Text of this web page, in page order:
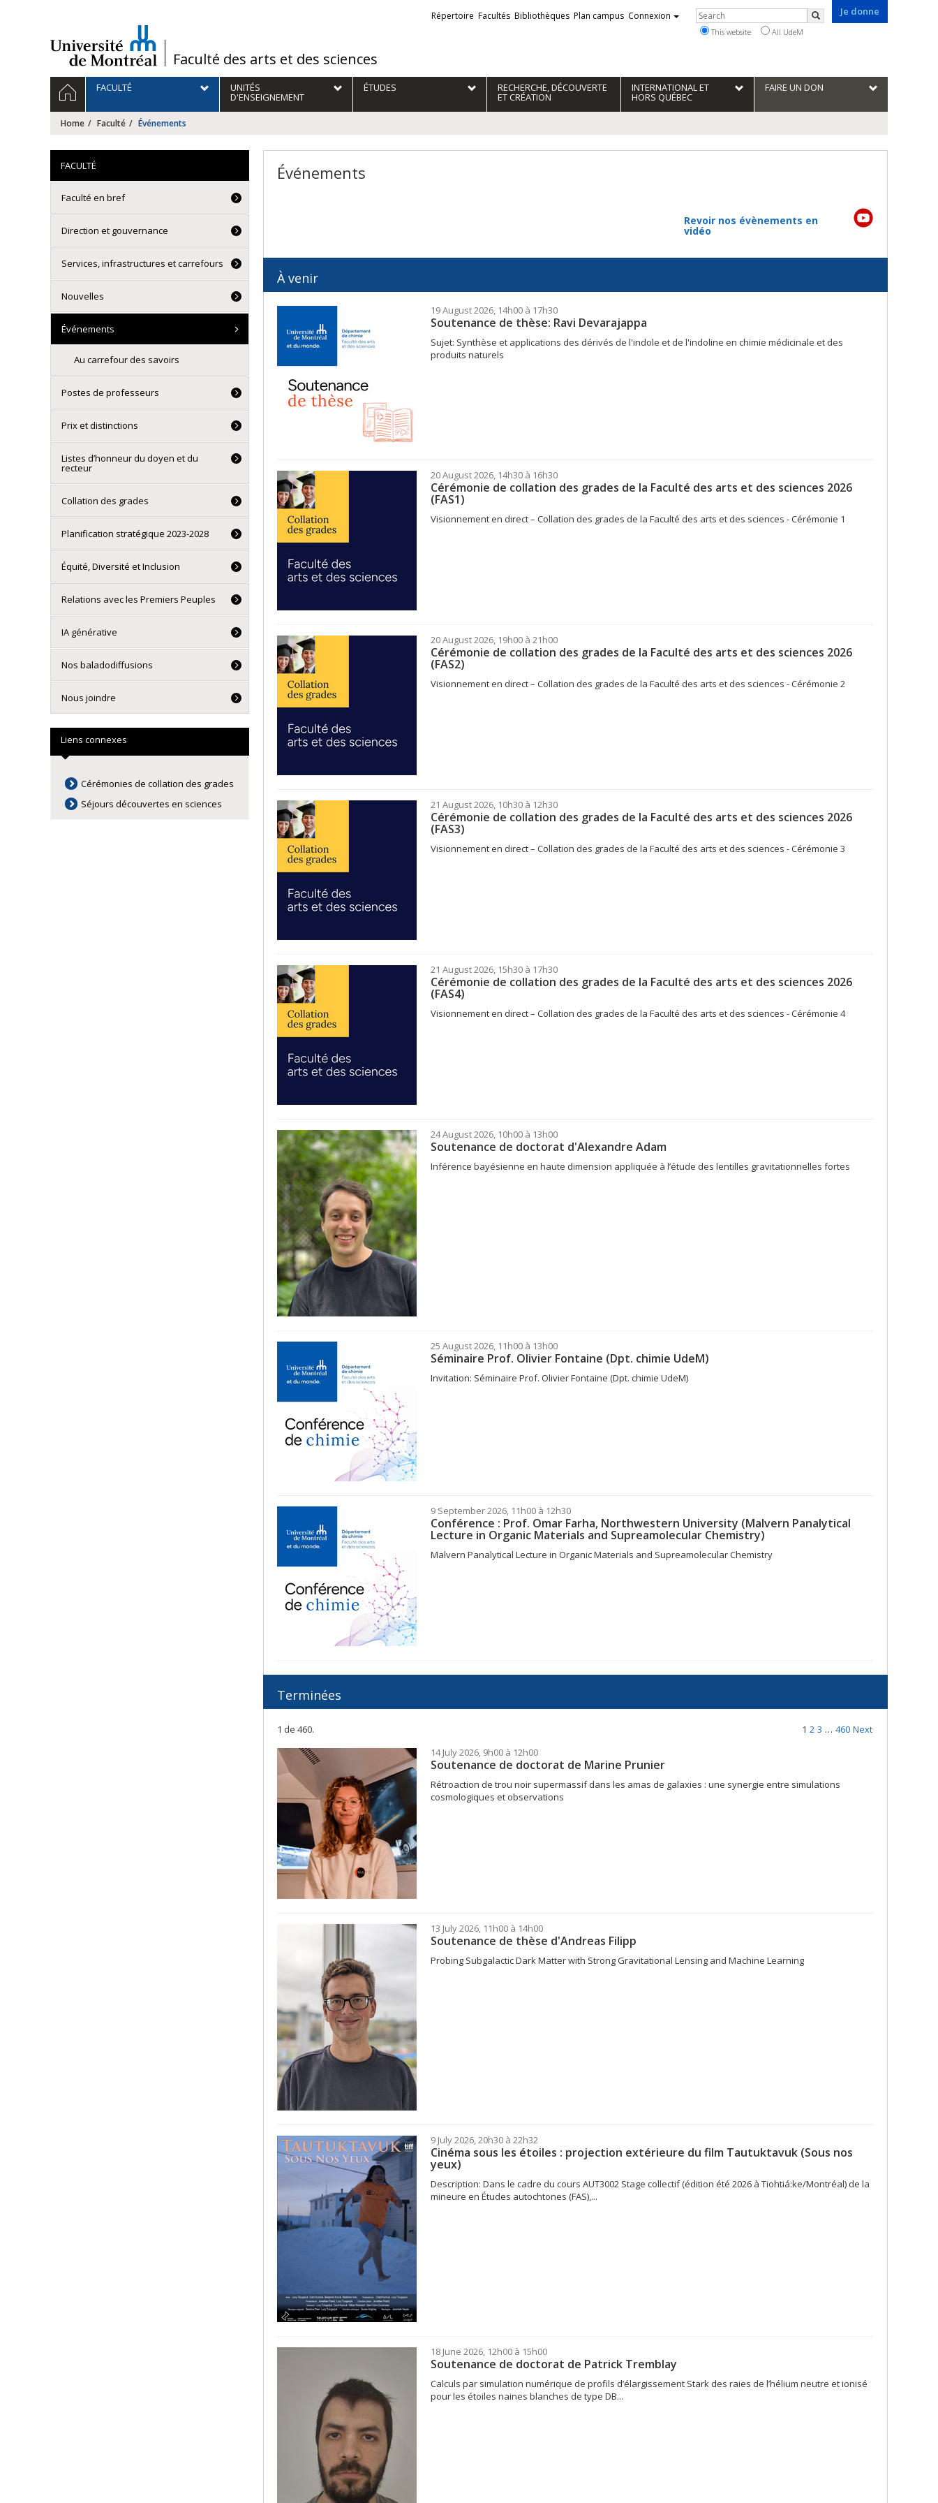
/Faculté des arts et des sciences
Je donne
Liens
externes
Répertoire Facultés Bibliothèques Plan campus Connexion Rechercher
Search
This website All UdeM
Navigation
principale
HOMEFACULTÉ UNITÉS
D'ENSEIGNEMENT
ÉTUDES RECHERCHE, DÉCOUVERTE
ET CRÉATION
INTERNATIONAL ET
HORS QUÉBEC
FAIRE UN DON
Home Faculté Événements
Événements
Revoir nos évènements en
vidéo
À venir
19 August 2026, 14h00 à 17h30
Soutenance de thèse: Ravi Devarajappa
Sujet: Synthèse et applications des dérivés de l'indole et de l'indoline en chimie médicinale et des
produits naturels
20 August 2026, 14h30 à 16h30
Cérémonie de collation des grades de la Faculté des arts et des sciences 2026
(FAS1)
Visionnement en direct – Collation des grades de la Faculté des arts et des sciences - Cérémonie 1
20 August 2026, 19h00 à 21h00
Cérémonie de collation des grades de la Faculté des arts et des sciences 2026
(FAS2)
Visionnement en direct – Collation des grades de la Faculté des arts et des sciences - Cérémonie 2
21 August 2026, 10h30 à 12h30
Cérémonie de collation des grades de la Faculté des arts et des sciences 2026
(FAS3)
Visionnement en direct – Collation des grades de la Faculté des arts et des sciences - Cérémonie 3
21 August 2026, 15h30 à 17h30
Cérémonie de collation des grades de la Faculté des arts et des sciences 2026
(FAS4)
Visionnement en direct – Collation des grades de la Faculté des arts et des sciences - Cérémonie 4
24 August 2026, 10h00 à 13h00
Soutenance de doctorat d'Alexandre Adam
Inférence bayésienne en haute dimension appliquée à l’étude des lentilles gravitationnelles fortes
25 August 2026, 11h00 à 13h00
Séminaire Prof. Olivier Fontaine (Dpt. chimie UdeM)
Invitation: Séminaire Prof. Olivier Fontaine (Dpt. chimie UdeM)
9 September 2026, 11h00 à 12h30
Conférence : Prof. Omar Farha, Northwestern University (Malvern Panalytical
Lecture in Organic Materials and Supreamolecular Chemistry)
Malvern Panalytical Lecture in Organic Materials and Supreamolecular Chemistry
Terminées
1 de 460. 1 2 3 … 460 Next
14 July 2026, 9h00 à 12h00
Soutenance de doctorat de Marine Prunier
Rétroaction de trou noir supermassif dans les amas de galaxies : une synergie entre simulations
cosmologiques et observations
13 July 2026, 11h00 à 14h00
Soutenance de thèse d'Andreas Filipp
Probing Subgalactic Dark Matter with Strong Gravitational Lensing and Machine Learning
9 July 2026, 20h30 à 22h32
Cinéma sous les étoiles : projection extérieure du film Tautuktavuk (Sous nos
yeux)
Description: Dans le cadre du cours AUT3002 Stage collectif (édition été 2026 à Tiohtiá:ke/Montréal) de la
mineure en Études autochtones (FAS),...
18 June 2026, 12h00 à 15h00
Soutenance de doctorat de Patrick Tremblay
Calculs par simulation numérique de profils d’élargissement Stark des raies de l’hélium neutre et ionisé
pour les étoiles naines blanches de type DB...
FACULTÉ
Faculté en bref
Direction et gouvernance
Services, infrastructures et carrefours
Nouvelles
Événements
Au carrefour des savoirs
Postes de professeurs
Prix et distinctions
Listes d’honneur du doyen et du
recteur
Collation des grades
Planification stratégique 2023-2028
Équité, Diversité et Inclusion
Relations avec les Premiers Peuples
IA générative
Nos baladodiffusions
Nous joindre
Liens connexes
Cérémonies de collation des grades
Séjours découvertes en sciences